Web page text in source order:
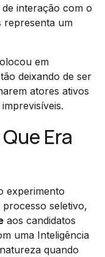
interação com o
representa um
em
deixando de ser
atores ativos
Era
experimento
seletivo,
aos candidatos
uma Inteligência
quando